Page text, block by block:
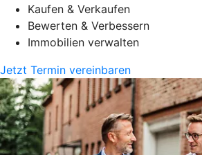
Kaufen & Verkaufen
Bewerten & Verbessern
Immobilien verwalten
Jetzt Termin vereinbaren